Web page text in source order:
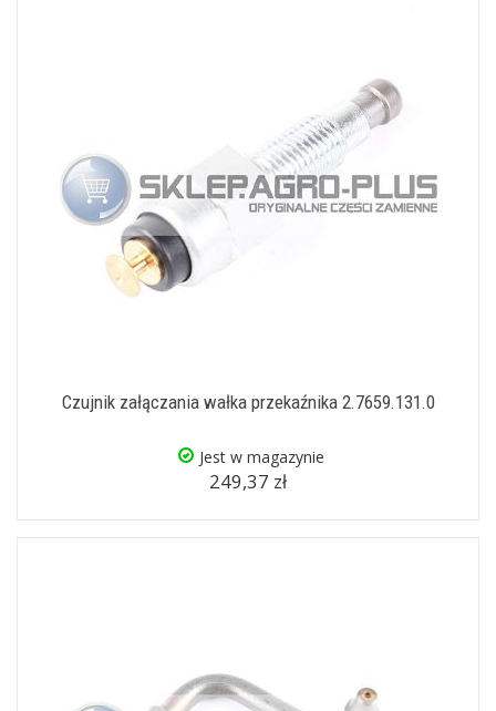
Czujnik załączania wałka przekaźnika 2.7659.131.0
Jest w magazynie
249,37 zł